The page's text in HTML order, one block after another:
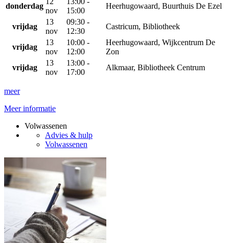
donderdag
nov
15:00
Heerhugowaard, Buurthuis De Ezel
vrijdag
13
nov
09:30 -
12:30
Castricum, Bibliotheek
vrijdag
13
nov
10:00 -
12:00
Heerhugowaard, Wijkcentrum De
Zon
vrijdag
13
nov
13:00 -
17:00
Alkmaar, Bibliotheek Centrum
meer
Meer informatie
Volwassenen
Advies & hulp
Volwassenen